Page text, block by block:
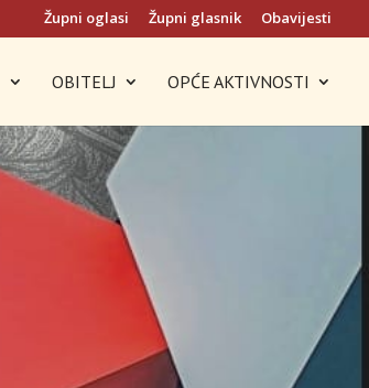
Župni oglasi Župni glasnik Obavijesti
OBITELJ OPĆE AKTIVNOSTI